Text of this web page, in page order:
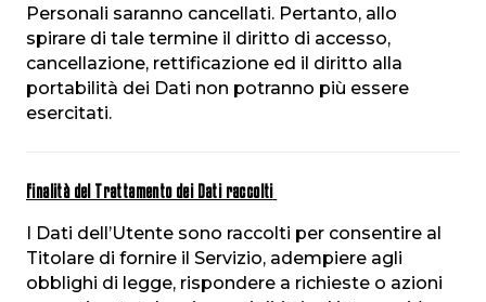
Personali saranno cancellati. Pertanto, allo
spirare di tale termine il diritto di accesso,
cancellazione, rettificazione ed il diritto alla
portabilità dei Dati non potranno più essere
esercitati.
Finalità del Trattamento dei Dati raccolti
I Dati dell’Utente sono raccolti per consentire al
Titolare di fornire il Servizio, adempiere agli
obblighi di legge, rispondere a richieste o azioni